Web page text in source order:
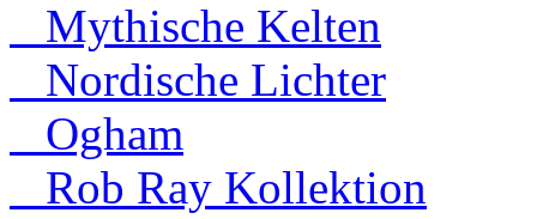
Mythische Kelten
Nordische Lichter
Ogham
Rob Ray Kollektion